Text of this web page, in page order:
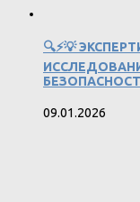
🔍⚡💡
09.01.2026